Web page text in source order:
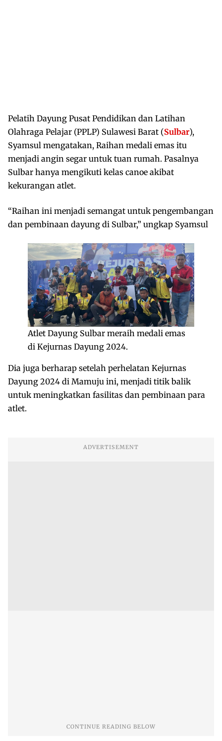
Pelatih Dayung Pusat Pendidikan dan Latihan
Olahraga Pelajar (PPLP) Sulawesi Barat (Sulbar),
Syamsul mengatakan, Raihan medali emas itu
menjadi angin segar untuk tuan rumah. Pasalnya
Sulbar hanya mengikuti kelas canoe akibat
kekurangan atlet.
“Raihan ini menjadi semangat untuk pengembangan
dan pembinaan dayung di Sulbar,” ungkap Syamsul
Atlet Dayung Sulbar meraih medali emas
di Kejurnas Dayung 2024.
Dia juga berharap setelah perhelatan Kejurnas
Dayung 2024 di Mamuju ini, menjadi titik balik
untuk meningkatkan fasilitas dan pembinaan para
atlet.